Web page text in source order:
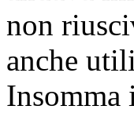
non
anche
Insomma